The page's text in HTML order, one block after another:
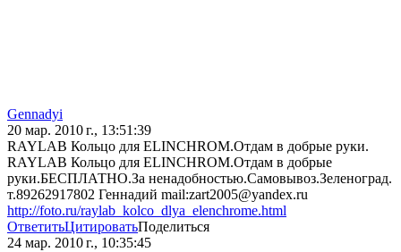
Gennadyi
20 мар. 2010 г., 13:51:39
RAYLAB Кольцо для ELINCHROM.Отдам в добрые руки.
RAYLAB Кольцо для ELINCHROM.Отдам в добрые
руки.БЕСПЛАТНО.За ненадобностью.Самовывоз.Зеленоград.
т.89262917802 Геннадий mail:zart2005@yandex.ru
http://foto.ru/raylab_kolco_dlya_elenchrome.html
ОтветитьЦитироватьПоделиться
24 мар. 2010 г., 10:35:45